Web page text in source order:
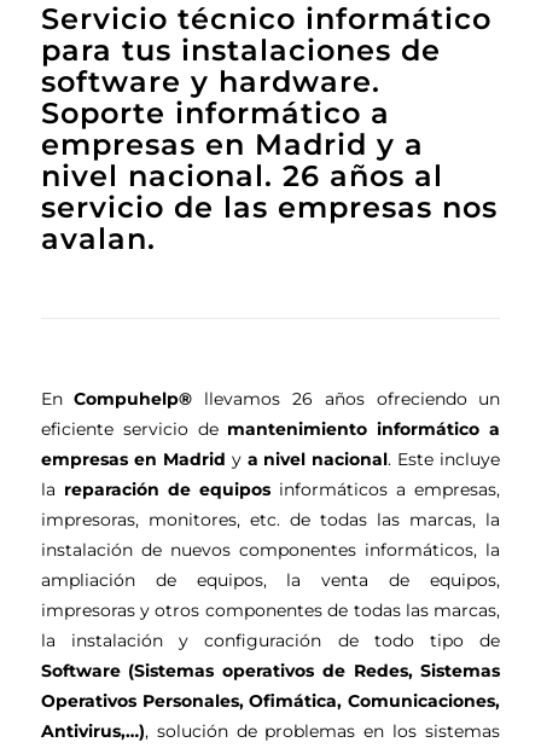
Servicio técnico informático
para tus instalaciones de
software y hardware.
Soporte informático a
empresas en Madrid y a
nivel nacional. 26 años al
servicio de las empresas nos
avalan.
EnCompuhelp® llevamos 26 años ofreciendo un
eficiente servicio de mantenimiento informático a
empresas en Madrid y a nivel nacional. Este incluye
la reparación de equipos informáticos a empresas,
impresoras, monitores, etc. de todas las marcas, la
instalación de nuevos componentes informáticos, la
ampliación de equipos, la venta de equipos,
impresoras y otros componentes de todas las marcas,
la instalación y configuración de todo tipo de
Software (Sistemas operativos de Redes, Sistemas
Operativos Personales, Ofimática, Comunicaciones,
Antivirus,…), solución de problemas en los sistemas